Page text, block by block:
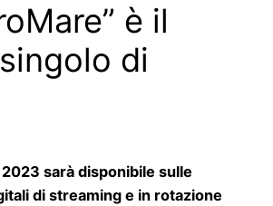
è il
di
sarà disponibile sulle
di streaming e in rotazione